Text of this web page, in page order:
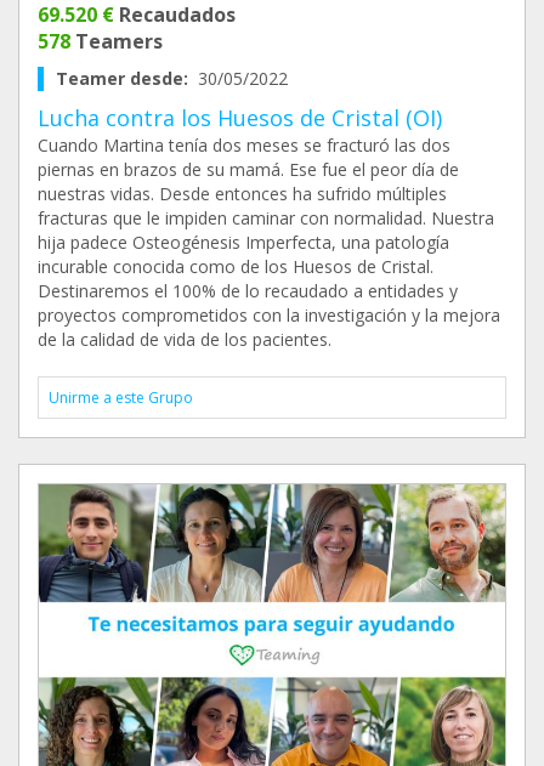
69.520 € Recaudados
578 Teamers
Teamer desde: 30/05/2022
Lucha contra los Huesos de Cristal (OI)
Cuando Martina tenía dos meses se fracturó las dos
piernas en brazos de su mamá. Ese fue el peor día de
nuestras vidas. Desde entonces ha sufrido múltiples
fracturas que le impiden caminar con normalidad. Nuestra
hija padece Osteogénesis Imperfecta, una patología
incurable conocida como de los Huesos de Cristal.
Destinaremos el 100% de lo recaudado a entidades y
proyectos comprometidos con la investigación y la mejora
de la calidad de vida de los pacientes.
Unirme a este Grupo